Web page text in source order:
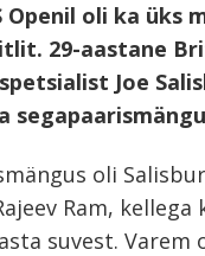
Openil oli ka üks
29-aastane
Joe
oli
Ram,
suvest. Varem